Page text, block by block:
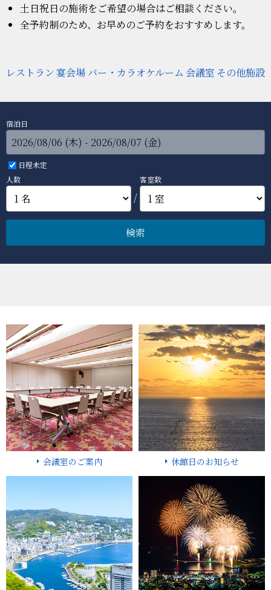
土日祝日の施術をご希望の場合はご相談ください。
全予約制のため、お早めのご予約をおすすめします。
レストラン宴会場バー・カラオケルーム 会議室 その他施設
宿泊日
日程未定
人数
/
客室数
検索
会議室のご案内 休館日のお知らせ